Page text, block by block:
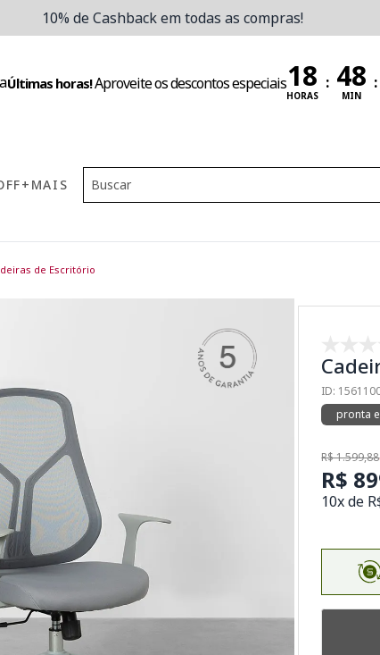
10% de Cashback em todas as compras!
Últimas horas!Aproveite os descontos especiais
HORAS
:
MIN
:
+MAIS
de Escritório
ID:
pronta
R$ 1.599,88
R$
10x de